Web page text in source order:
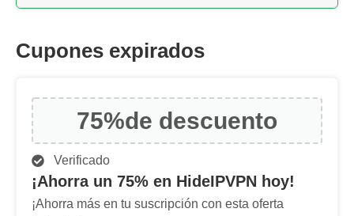
Cupones expirados
75%de descuento
Verificado
¡Ahorra un 75% en HideIPVPN hoy!
¡Ahorra más en tu suscripción con esta oferta